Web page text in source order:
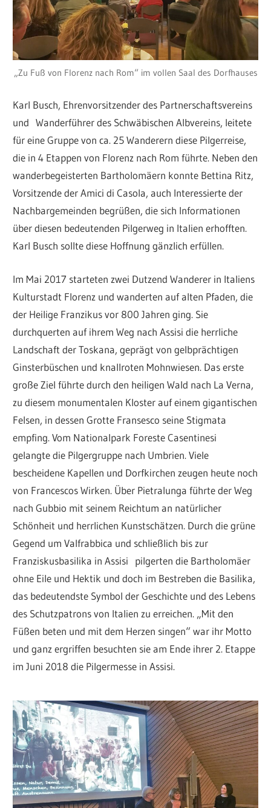
„Zu Fuß von Florenz nach Rom“ im vollen Saal des Dorfhauses
Karl Busch, Ehrenvorsitzender des Partnerschaftsvereins
und Wanderführer des Schwäbischen Albvereins, leitete
für eine Gruppe von ca. 25 Wanderern diese Pilgerreise,
die in 4 Etappen von Florenz nach Rom führte. Neben den
wanderbegeisterten Bartholomäern konnte Bettina Ritz,
Vorsitzende der Amici di Casola, auch Interessierte der
Nachbargemeinden begrüßen, die sich Informationen
über diesen bedeutenden Pilgerweg in Italien erhofften.
Karl Busch sollte diese Hoffnung gänzlich erfüllen.
Im Mai 2017 starteten zwei Dutzend Wanderer in Italiens
Kulturstadt Florenz und wanderten auf alten Pfaden, die
der Heilige Franzikus vor 800 Jahren ging. Sie
durchquerten auf ihrem Weg nach Assisi die herrliche
Landschaft der Toskana, geprägt von gelbprächtigen
Ginsterbüschen und knallroten Mohnwiesen. Das erste
große Ziel führte durch den heiligen Wald nach La Verna,
zu diesem monumentalen Kloster auf einem gigantischen
Felsen, in dessen Grotte Fransesco seine Stigmata
empfing. Vom Nationalpark Foreste Casentinesi
gelangte die Pilgergruppe nach Umbrien. Viele
bescheidene Kapellen und Dorfkirchen zeugen heute noch
von Francescos Wirken. Über Pietralunga führte der Weg
nach Gubbio mit seinem Reichtum an natürlicher
Schönheit und herrlichen Kunstschätzen. Durch die grüne
Gegend um Valfrabbica und schließlich bis zur
Franziskusbasilika in Assisi pilgerten die Bartholomäer
ohne Eile und Hektik und doch im Bestreben die Basilika,
das bedeutendste Symbol der Geschichte und des Lebens
des Schutzpatrons von Italien zu erreichen. „Mit den
Füßen beten und mit dem Herzen singen“ war ihr Motto
und ganz ergriffen besuchten sie am Ende ihrer 2. Etappe
im Juni 2018 die Pilgermesse in Assisi.